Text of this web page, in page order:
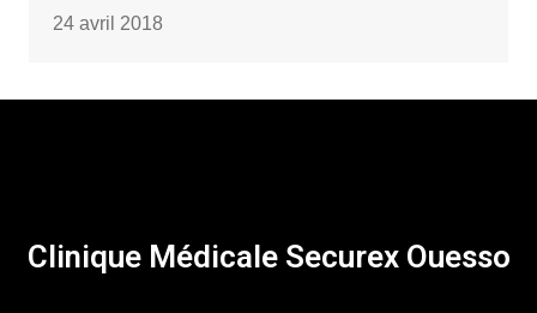
24 avril 2018
Clinique Médicale Securex Ouesso